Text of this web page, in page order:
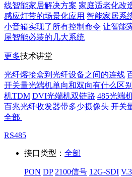
线智能家居解决方案 家庭适老化改
感应灯带的场景化应用 智能家居系
小音箱实现了所有控制命令 让智能
屋智能必装的几大系统
更多技术讲堂
光纤熔接盒到光纤设备之间的连线
开关量光端机单向和双向有什么区别
机TDM DVI光端机双链路 485光端
百兆光纤收发器带多少摄像头 开关
全部
RS485
接口类型： 全部
PON DP 2100信号 12G-SDI